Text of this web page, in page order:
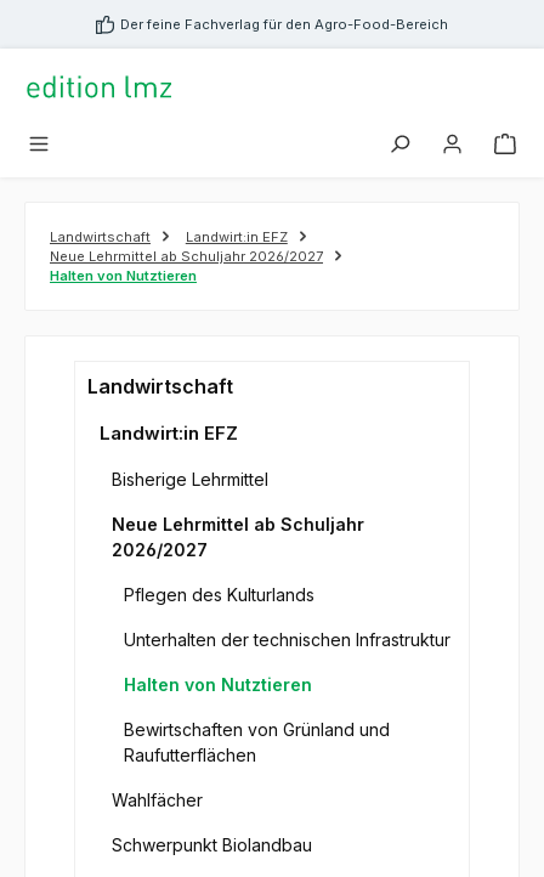
springen Der feine Fachverlag für den Agro-Food-Bereich
Landwirtschaft
Landwirt:in EFZ
Neue Lehrmittel ab Schuljahr 2026/2027
Halten von Nutztieren
Landwirtschaft
Landwirt:in EFZ
Bisherige Lehrmittel
Neue Lehrmittel ab Schuljahr
2026/2027
Pflegen des Kulturlands
Unterhalten der technischen Infrastruktur
Halten von Nutztieren
Bewirtschaften von Grünland und
Raufutterflächen
Wahlfächer
Schwerpunkt Biolandbau